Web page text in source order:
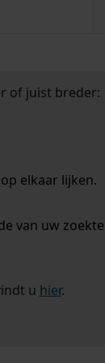
of juist breder:
elkaar lijken.
van uw
u hier.